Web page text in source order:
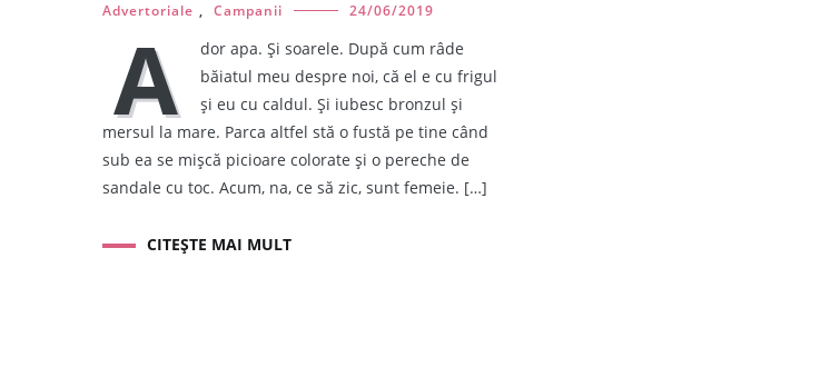
Advertoriale , Campanii 24/06/2019
A
dor apa. Și soarele. După cum râde
băiatul meu despre noi, că el e cu frigul
și eu cu caldul. Și iubesc bronzul și
mersul la mare. Parca altfel stă o fustă pe tine când
sub ea se mișcă picioare colorate și o pereche de
sandale cu toc. Acum, na, ce să zic, sunt femeie. […]
CITEȘTE MAI MULT